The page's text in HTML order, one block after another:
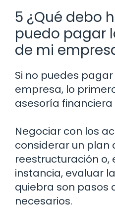
5 ¿Qué debo
puedo pagar
de mi
Si no puedes
empresa, lo
asesoría financiera
Negociar con los
considerar un plan
reestructuración o,
instancia, evaluar
quiebra son pasos
necesarios.